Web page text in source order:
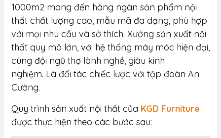
1000m2 mang đến hàng ngàn sản phẩm nội
thất chất lượng cao, mẫu mã đa dạng, phù hợp
với mọi nhu cầu và sở thích. Xưởng sản xuất nội
thất quy mô lớn, với hệ thống máy móc hiện đại,
cùng đội ngũ thợ lành nghề, giàu kinh
nghiệm. Là đối tác chiếc lược với tập đoàn An
Cường.
Quy trình sản xuất nội thất của KGD Furniture
được thực hiện theo các bước sau: